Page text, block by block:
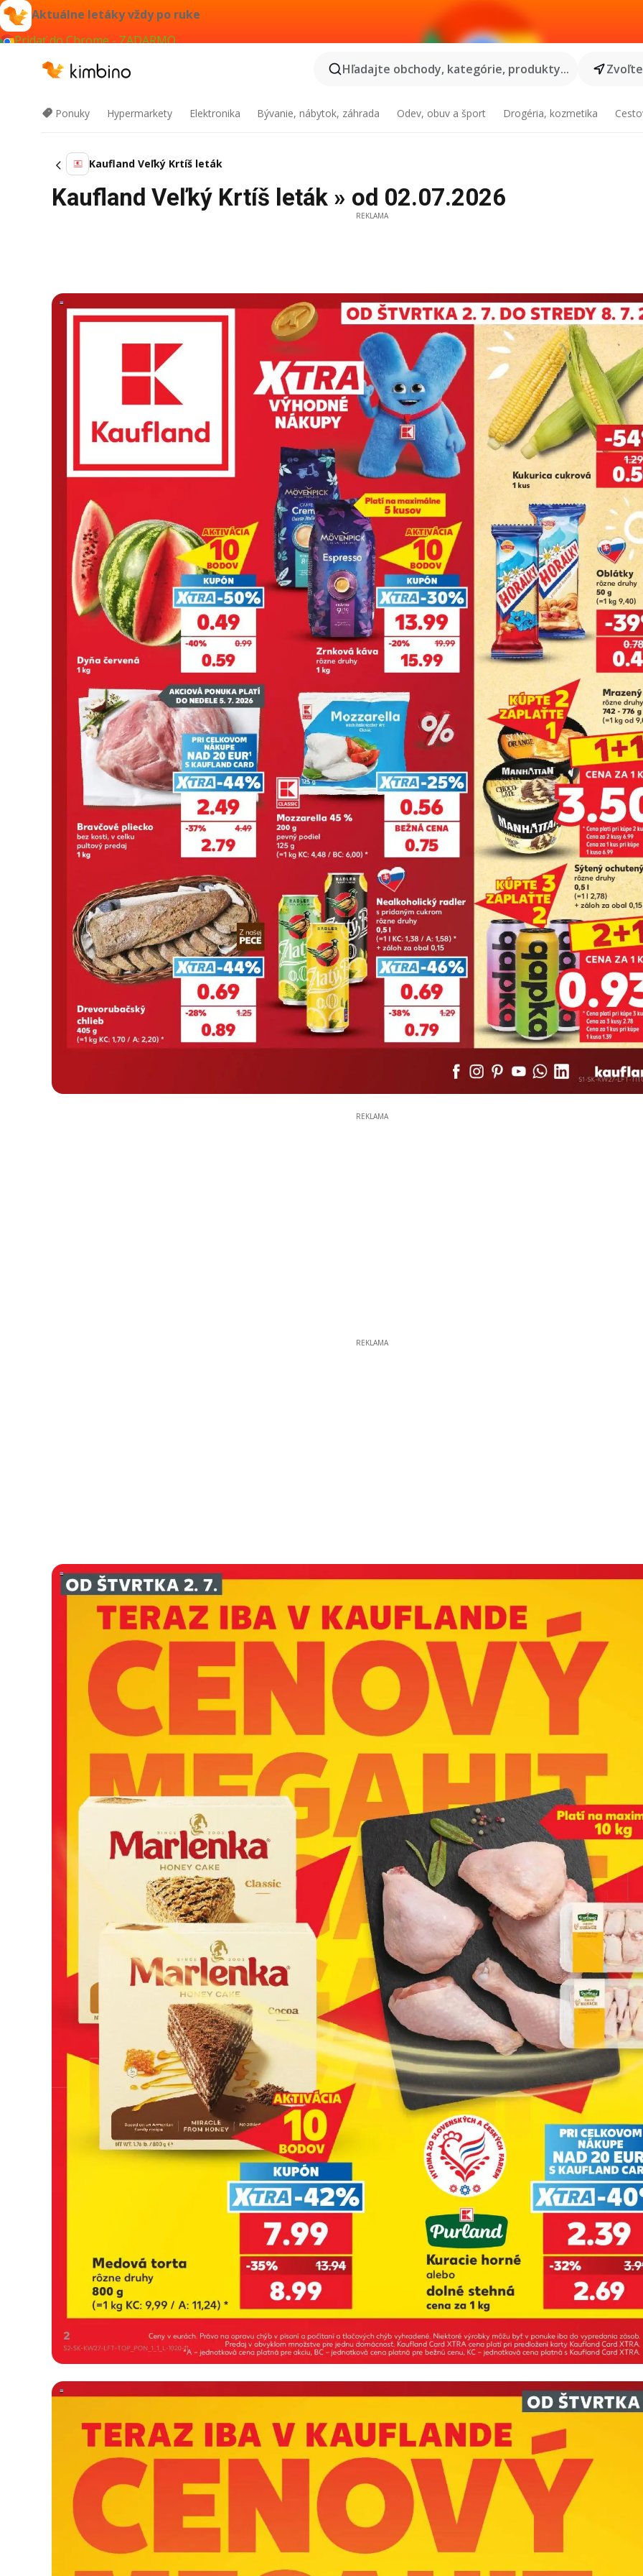
Aktuálne letáky vždy po ruke
Pridať do Chrome - ZADARMO
Hľadajte obchody, kategórie, produkty...
Ponuky Hypermarkety Elektronika Bývanie, nábytok, záhrada Odev, obuv a šport Drogéria, kozmetika
Kaufland Veľký Krtíš leták
Kaufland Veľký Krtíš leták » od 02.07.2026
REKLAMA
REKLAMA
REKLAMA